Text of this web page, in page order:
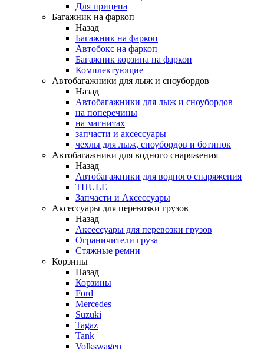
Для прицепа
Багажник на фаркоп
Назад
Багажник на фаркоп
Автобокс на фаркоп
Багажник корзина на фаркоп
Комплектующие
Автобагажники для лыж и сноубордов
Назад
Автобагажники для лыж и сноубордов
на поперечины
на магнитах
запчасти и аксессуары
чехлы для лыж, сноубордов и ботинок
Автобагажники для водного снаряжения
Назад
Автобагажники для водного снаряжения
THULE
Запчасти и Аксессуары
Аксессуары для перевозки грузов
Назад
Аксессуары для перевозки грузов
Ограничители груза
Стяжные ремни
Корзины
Назад
Корзины
Ford
Mercedes
Suzuki
Tagaz
Tank
Volkswagen